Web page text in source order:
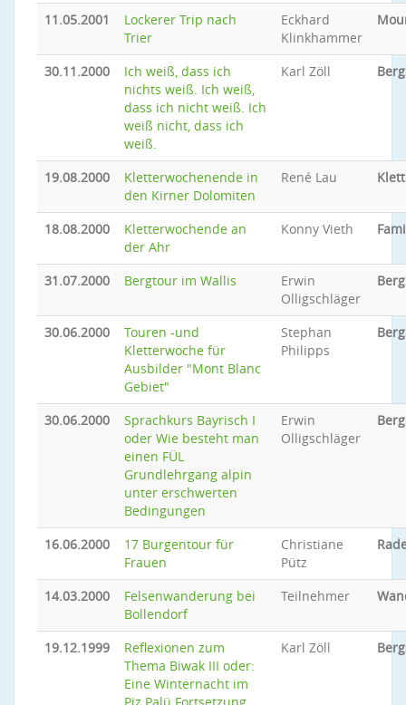
11.05.2001
Lockerer Trip nach
Trier
Eckhard
Klinkhammer
30.11.2000
Ich weiß, dass ich
nichts weiß. Ich weiß,
dass ich nicht weiß. Ich
weiß nicht, dass ich
weiß.
Karl Zöll
19.08.2000
Kletterwochenende in
den Kirner Dolomiten
René Lau
18.08.2000
Kletterwochende an
der Ahr
Konny Vieth
31.07.2000 Bergtour im Wallis
Erwin
Olligschläger
30.06.2000
Touren -und
Kletterwoche für
Ausbilder "Mont Blanc
Gebiet"
Stephan
Philipps
30.06.2000
Sprachkurs Bayrisch I
oder Wie besteht man
einen FÜL
Grundlehrgang alpin
unter erschwerten
Bedingungen
Erwin
Olligschläger
16.06.2000
17 Burgentour für
Frauen
Christiane
Pütz
14.03.2000
Felsenwanderung bei
Bollendorf
Teilnehmer
19.12.1999
Reflexionen zum
Thema Biwak III oder:
Eine Winternacht im
Karl Zöll